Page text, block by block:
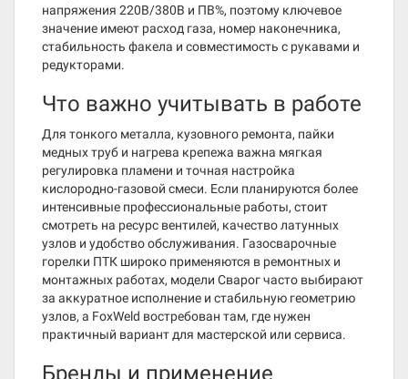
напряжения 220В/380В и ПВ%, поэтому ключевое
значение имеют расход газа, номер наконечника,
стабильность факела и совместимость с рукавами и
редукторами.
Что важно учитывать в работе
Для тонкого металла, кузовного ремонта, пайки
медных труб и нагрева крепежа важна мягкая
регулировка пламени и точная настройка
кислородно-газовой смеси. Если планируются более
интенсивные профессиональные работы, стоит
смотреть на ресурс вентилей, качество латунных
узлов и удобство обслуживания. Газосварочные
горелки ПТК широко применяются в ремонтных и
монтажных работах, модели Сварог часто выбирают
за аккуратное исполнение и стабильную геометрию
узлов, а FoxWeld востребован там, где нужен
практичный вариант для мастерской или сервиса.
Бренды и применение